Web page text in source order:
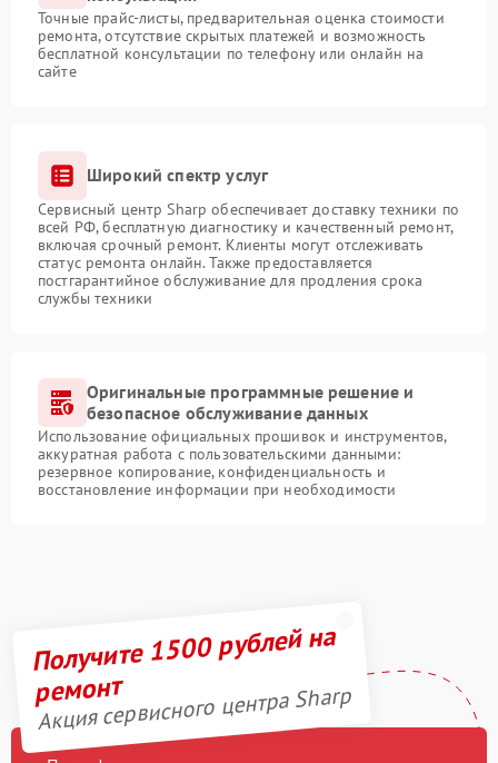
Точные прайс-листы, предварительная оценка стоимости
ремонта, отсутствие скрытых платежей и возможность
бесплатной консультации по телефону или онлайн на
сайте
Широкий спектр услуг
Сервисный центр Sharp обеспечивает доставку техники по
всей РФ, бесплатную диагностику и качественный ремонт,
включая срочный ремонт. Клиенты могут отслеживать
статус ремонта онлайн. Также предоставляется
постгарантийное обслуживание для продления срока
службы техники
Оригинальные программные решение и
безопасное обслуживание данных
Использование официальных прошивок и инструментов,
аккуратная работа с пользовательскими данными:
резервное копирование, конфиденциальность и
восстановление информации при необходимости
Получите 1500 рублей на
ремонт
Акция сервисного центра Sharp